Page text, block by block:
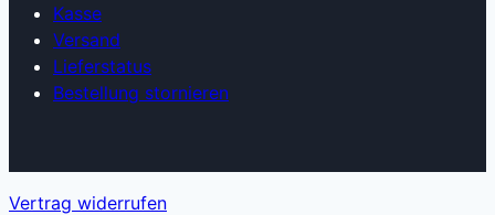
Kasse
Versand
Lieferstatus
Bestellung stornieren
Vertrag widerrufen